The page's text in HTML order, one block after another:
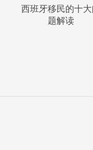
西班牙移民的十
题解读